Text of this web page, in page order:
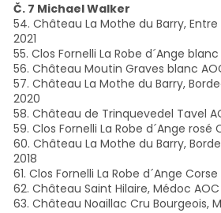
Č. 7 Michael Walker
54. Château La Mothe du Barry, Entre
2021
55. Clos Fornelli La Robe d´Ange
56. Château Moutin Graves blanc
57. Château La Mothe du Barry,
2020
58. Château de Trinquevedel Tavel
59. Clos Fornelli La Robe d´Ange rosé
60. Château La Mothe du Barry,
2018
61. Clos Fornelli La Robe d´Ange Corse
62. Château Saint Hilaire, Médoc
63. Château Noaillac Cru Bourgeois,